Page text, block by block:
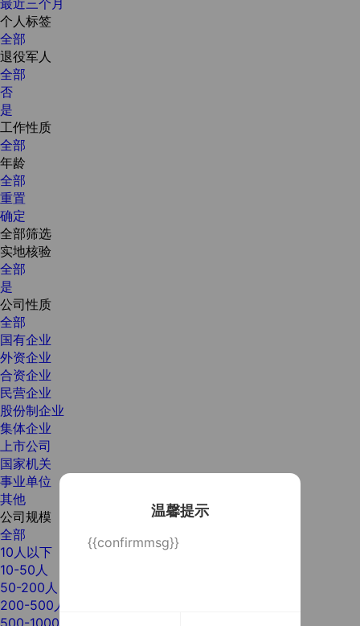
温馨提示
{{confirmmsg}}
个人标签
全部
退役军人
全部
否
是
工作性质
全部
年龄
全部
重置
确定
全部筛选
实地核验
全部
是
公司性质
全部
国有企业
外资企业
合资企业
民营企业
股份制企业
集体企业
上市公司
国家机关
事业单位
其他
公司规模
全部
10人以下
10-50人
50-200人
200-500人
500-1000人